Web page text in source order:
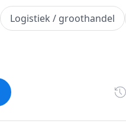
Logistiek / groothandel